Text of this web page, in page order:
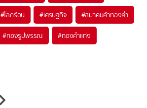
#โลกร้อน #เศรษฐกิจ #สมาคมค้าทองคำ
#ทองรูปพรรณ #ทองคำแท่ง